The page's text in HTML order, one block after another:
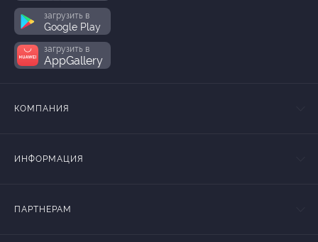
загрузить в
Google Play
загрузить в
AppGallery
КОМПАНИЯ
ИНФОРМАЦИЯ
ПАРТНЕРАМ